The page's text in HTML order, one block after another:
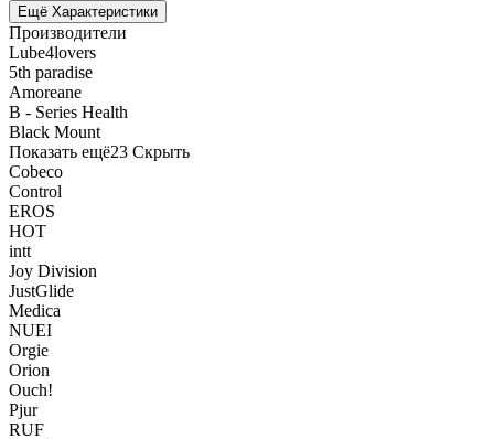
Ещё Характеристики
Производители
Lube4lovers
5th paradise
Amoreane
B - Series Health
Black Mount
Показать ещё23 Скрыть
Cobeco
Control
EROS
HOT
intt
Joy Division
JustGlide
Medica
NUEI
Orgie
Orion
Ouch!
Pjur
RUF